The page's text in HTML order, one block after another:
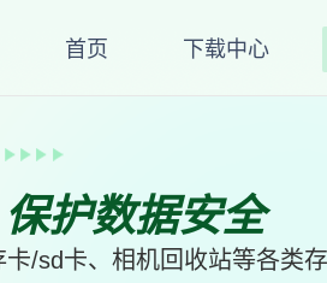
首页 下载中心
护数据安全
/sd卡、相机回收站等各类